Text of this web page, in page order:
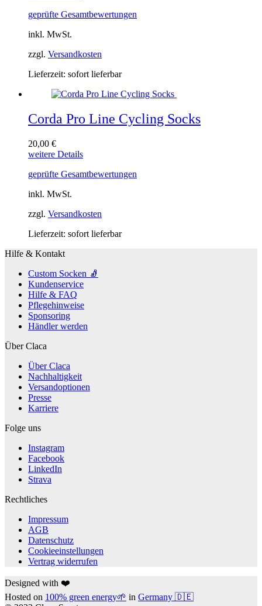
weist
Die
können
auf
der
gewählt
geprüfte Gesamtbewertungen
inkl. MwSt.
zzgl. Versandkosten
Lieferzeit: sofort lieferbar
Corda Pro Line Cycling Socks
20,00 €
weitere DetailsDieses
weist
Die
können
Produktseite
gewählt
werden
geprüfte Gesamtbewertungen
inkl. MwSt.
zzgl. Versandkosten
Lieferzeit: sofort lieferbar
Hilfe & Kontakt
Custom Socken 🧦
Kundenservice
Hilfe & FAQ
Pflegehinweise
Sponsoring
Händler werden
Über Claca
Über Claca
Nachhaltigkeit
Versandoptionen
Presse
Karriere
Folge uns
Instagram
Facebook
LinkedIn
Strava
Rechtliches
Impressum
AGB
Datenschutz
Cookieeinstellungen
Vertrag widerrufen
Designed with ❤️
Hosted on 100% green energy🌱 in Germany 🇩🇪